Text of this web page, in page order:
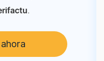
.